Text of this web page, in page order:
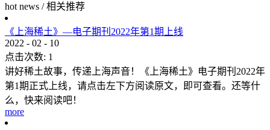
hot news / 相关推荐
《上海稀土》—电子期刊2022年第1期上线
2022 - 02 - 10
点击次数: 1
讲好稀土故事，传递上海声音！《上海稀土》电子期刊2022年
第1期正式上线，请点击左下方阅读原文，即可查看。还等什
么，快来阅读吧！
more